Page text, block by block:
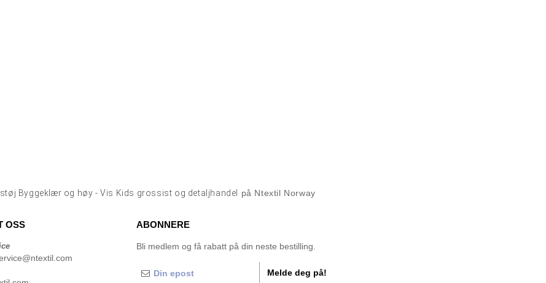
Byggeklær og høy - Vis Kids grossist og detaljhandel på Ntextil Norway
OSS ABONNERE
Bli medlem og få rabatt på din neste bestilling.
Melde deg på!